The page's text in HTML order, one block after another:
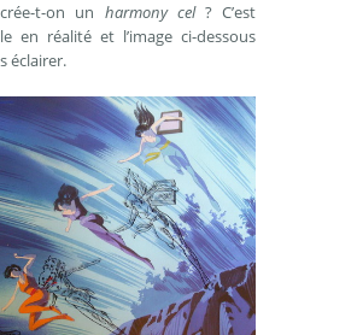
t-on un harmony cel? C’est
en réalité et l’image ci-dessous
éclairer.